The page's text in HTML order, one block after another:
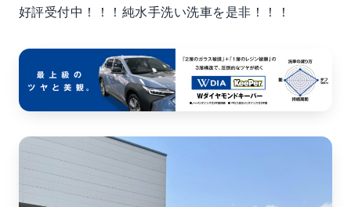
好評受付中！！！純水手洗い洗車を是非！！！